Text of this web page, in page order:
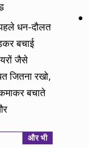
धन-दौलत
बचाई
जैसे
जितना रखो,
बचाते
और भी